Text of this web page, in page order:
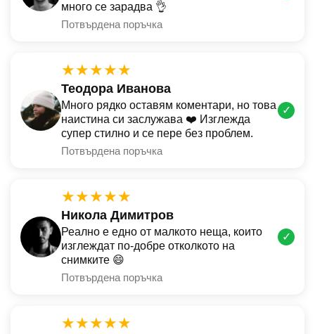
много се зарадва 👌
Потвърдена поръчка
★★★★★
Теодора Иванова
Много рядко оставям коментари, но това
наистина си заслужава ❤️ Изглежда
супер стилно и се пере без проблем.
Потвърдена поръчка
✓
★★★★★
Никола Димитров
Реално е едно от малкото неща, които
изглеждат по-добре отколкото на
снимките 😄
Потвърдена поръчка
✓
★★★★★